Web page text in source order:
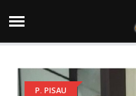
P. PISAU